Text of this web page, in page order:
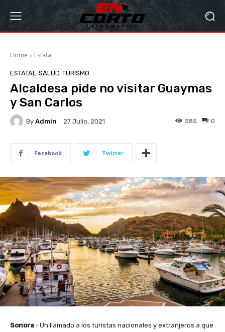
Home Estatal
ESTATAL SALUD TURISMO
Alcaldesa pide no visitar Guaymas
y San Carlos
By Admin 27 Julio, 2021 0
585
Facebook Twitter
Sonora .- Un llamado a los turistas nacionales y extranjeros a que